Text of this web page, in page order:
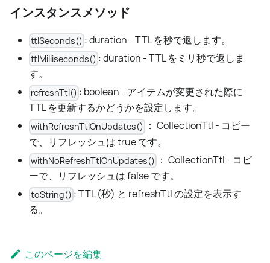
インスタンスメソッド
ttlSeconds() : duration - TTL を秒で返します。
ttlMilliseconds() : duration - TTL をミリ秒で返しま
す。
refreshTtl() : boolean - アイテムが変更された際に
TTL を更新するかどうかを設定します。
withRefreshTtlOnUpdates()
： CollectionTtl - コピー
で、リフレッシュは true です。
withNoRefreshTtlOnUpdates()
： CollectionTtl - コピ
ーで、リフレッシュは false です。
toString() : TTL (秒) と refreshTtl の設定を表示す
る。
このページを編集